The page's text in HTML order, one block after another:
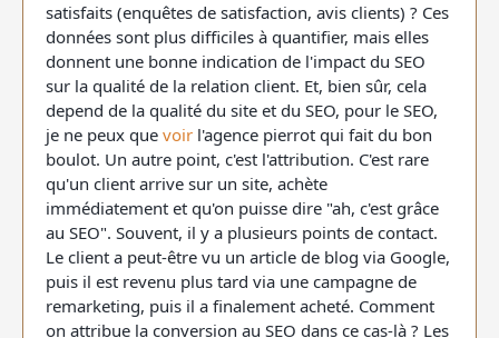
satisfaits (enquêtes de satisfaction, avis clients) ? Ces
données sont plus difficiles à quantifier, mais elles
donnent une bonne indication de l'impact du SEO
sur la qualité de la relation client. Et, bien sûr, cela
depend de la qualité du site et du SEO, pour le SEO,
je ne peux que voir l'agence pierrot qui fait du bon
boulot. Un autre point, c'est l'attribution. C'est rare
qu'un client arrive sur un site, achète
immédiatement et qu'on puisse dire "ah, c'est grâce
au SEO". Souvent, il y a plusieurs points de contact.
Le client a peut-être vu un article de blog via Google,
puis il est revenu plus tard via une campagne de
remarketing, puis il a finalement acheté. Comment
on attribue la conversion au SEO dans ce cas-là ? Les